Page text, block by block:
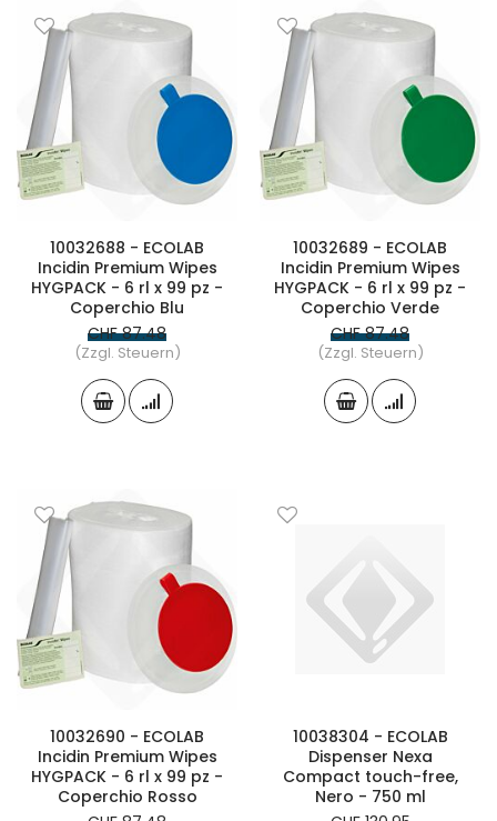
10032688 - ECOLAB
Incidin Premium Wipes
HYGPACK - 6 rl x 99 pz -
Coperchio Blu
CHF 87.48
(Zzgl. Steuern)
10032689 - ECOLAB
Incidin Premium Wipes
HYGPACK - 6 rl x 99 pz -
Coperchio Verde
CHF 87.48
(Zzgl. Steuern)
10032690 - ECOLAB
Incidin Premium Wipes
HYGPACK - 6 rl x 99 pz -
Coperchio Rosso
10038304 - ECOLAB
Dispenser Nexa
Compact touch-free,
Nero - 750 ml